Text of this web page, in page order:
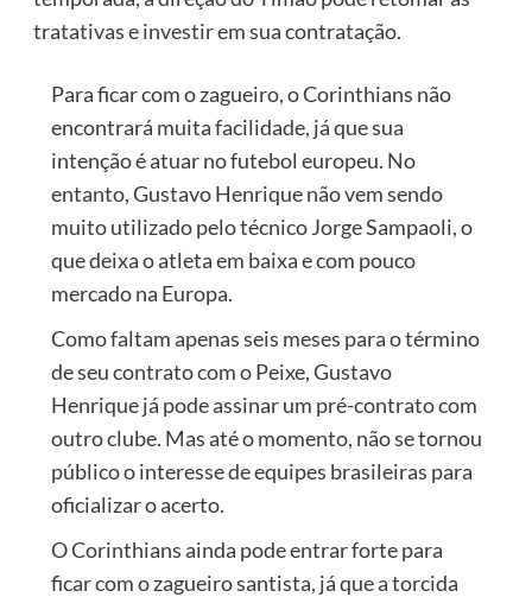
tratativas e investir em sua contratação.
Para ficar com o zagueiro, o Corinthians não
encontrará muita facilidade, já que sua
intenção é atuar no futebol europeu. No
entanto, Gustavo Henrique não vem sendo
muito utilizado pelo técnico Jorge Sampaoli, o
que deixa o atleta em baixa e com pouco
mercado na Europa.
Como faltam apenas seis meses para o término
de seu contrato com o Peixe, Gustavo
Henrique já pode assinar um pré-contrato com
outro clube. Mas até o momento, não se tornou
público o interesse de equipes brasileiras para
oficializar o acerto.
O Corinthians ainda pode entrar forte para
ficar com o zagueiro santista, já que a torcida